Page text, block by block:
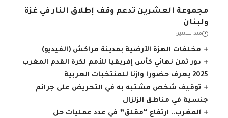
مجموعة العشرين تدعم وقف إطلاق النار في غزة
ولبنان
منذ سنتين
مخلفات الهزة الأرضية بمدينة مراكش (الفيديو)
دور ثمن نهائي كأس إفريقيا للأمم لكرة القدم المغرب
2025 يعرف حضورا وازنا للمنتخبات العربية
توقيف شخص مشتبه به في التحريض على جرائم
جنسية في مناطق الزلزال
المغرب.. ارتفاع “مقلق” في عدد عمليات حل